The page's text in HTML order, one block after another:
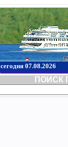
сегодня 07.08.2026
ПОИСК